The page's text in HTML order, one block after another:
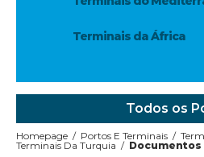
Terminais da África
Todos os
Homepage / Portos E Terminais /
Terminais Da Turquia /Documentos